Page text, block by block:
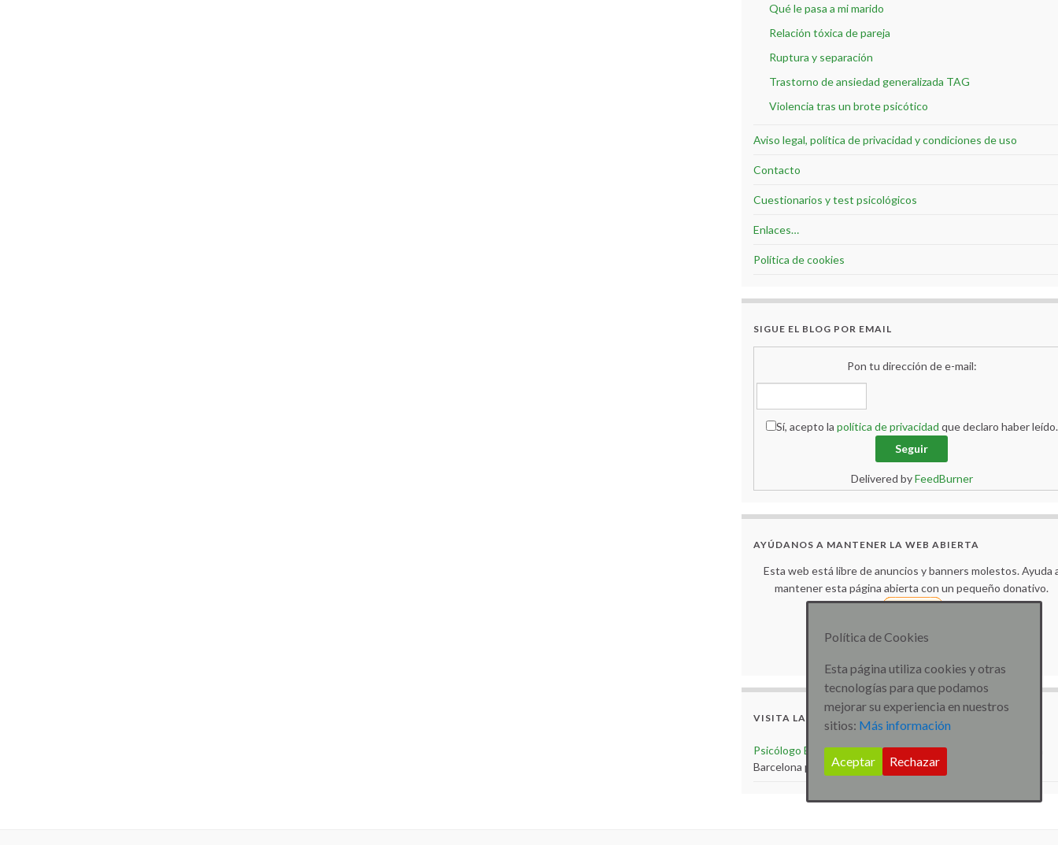
Qué le pasa a mi marido
Relación tóxica de pareja
Ruptura y separación
Trastorno de ansiedad generalizada TAG
Violencia tras un brote psicótico
Aviso legal, política de privacidad y condiciones de uso
Contacto
Cuestionarios y test psicológicos
Enlaces…
Política de cookies
SIGUE EL BLOG POR EMAIL
Pon tu dirección de e-mail:
Sí, acepto la política de privacidad que declaro haber leído.
Delivered byFeedBurner
AYÚDANOS A MANTENER LA WEB ABIERTA
Esta web está libre de anuncios y banners molestos. Ayuda
mantener esta página abierta con un pequeño donativo.
VISITA LA WEB
Psicólogo BarcelonaVisita la web de Psicólogo especialista
Barcelona para más artículos e información
Política de Cookies
Esta página utiliza cookies y otras
tecnologías para que podamos
mejorar su experiencia en nuestros
sitios: Más información
Aceptar Rechazar